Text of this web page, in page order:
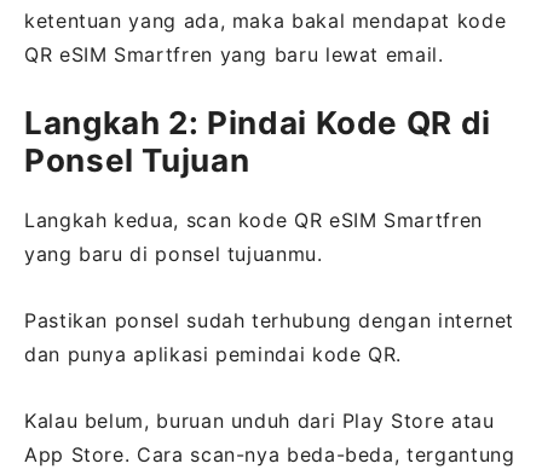
ketentuan yang ada, maka bakal mendapat kode
QR eSIM Smartfren yang baru lewat email.
Langkah 2: Pindai Kode QR di
Ponsel Tujuan
Langkah kedua, scan kode QR eSIM Smartfren
yang baru di ponsel tujuanmu.
Pastikan ponsel sudah terhubung dengan internet
dan punya aplikasi pemindai kode QR.
Kalau belum, buruan unduh dari Play Store atau
App Store. Cara scan-nya beda-beda, tergantung